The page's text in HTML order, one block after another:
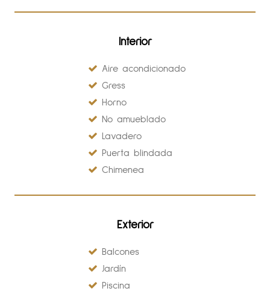
Interior
Aire acondicionado
Gress
Horno
No amueblado
Lavadero
Puerta blindada
Chimenea
Exterior
Balcones
Jardín
Piscina